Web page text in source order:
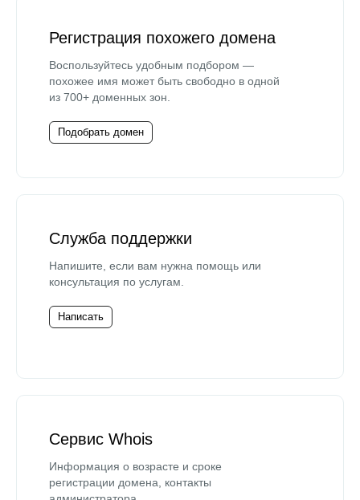
Регистрация похожего домена
Воспользуйтесь удобным подбором —
похожее имя может быть свободно в одной
из 700+ доменных зон.
Подобрать домен
Служба поддержки
Напишите, если вам нужна помощь или
консультация по услугам.
Написать
Сервис Whois
Информация о возрасте и сроке
регистрации домена, контакты